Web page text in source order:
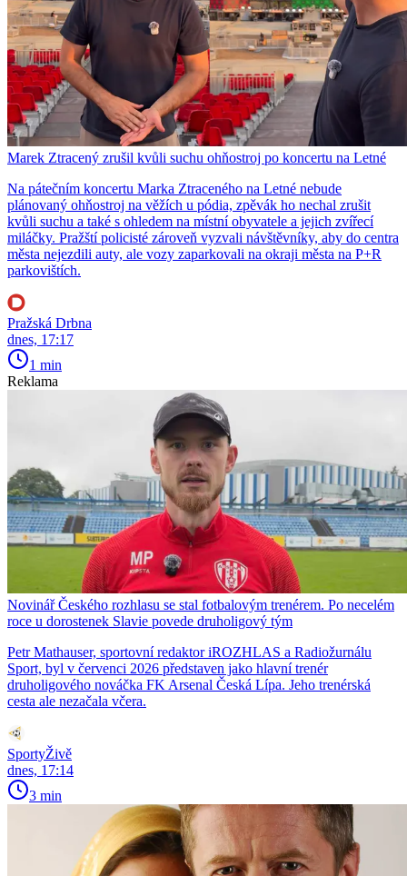
Marek Ztracený zrušil kvůli suchu ohňostroj po koncertu na Letné
Na pátečním koncertu Marka Ztraceného na Letné nebude
plánovaný ohňostroj na věžích u pódia, zpěvák ho nechal zrušit
kvůli suchu a také s ohledem na místní obyvatele a jejich zvířecí
miláčky. Pražští policisté zároveň vyzvali návštěvníky, aby do centra
města nejezdili auty, ale vozy zaparkovali na okraji města na P+R
parkovištích.
Pražská Drbna
dnes, 17:17
1 min
Reklama
Novinář Českého rozhlasu se stal fotbalovým trenérem. Po necelém
roce u dorostenek Slavie povede druholigový tým
Petr Mathauser, sportovní redaktor iROZHLAS a Radiožurnálu
Sport, byl v červenci 2026 představen jako hlavní trenér
druholigového nováčka FK Arsenal Česká Lípa. Jeho trenérská
cesta ale nezačala včera.
SportyŽivě
dnes, 17:14
3 min